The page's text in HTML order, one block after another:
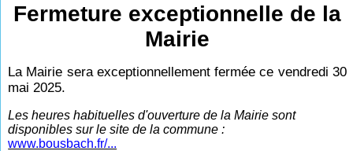
Fermeture exceptionnelle de la
Mairie
La Mairie sera exceptionnellement fermée ce vendredi 30
mai 2025.
Les heures habituelles d'ouverture de la Mairie sont
disponibles sur le site de la commune :
www.bousbach.fr/...